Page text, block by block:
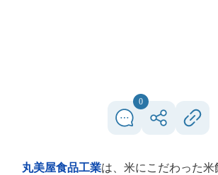
0
丸美屋食品工業は、米にこだわった